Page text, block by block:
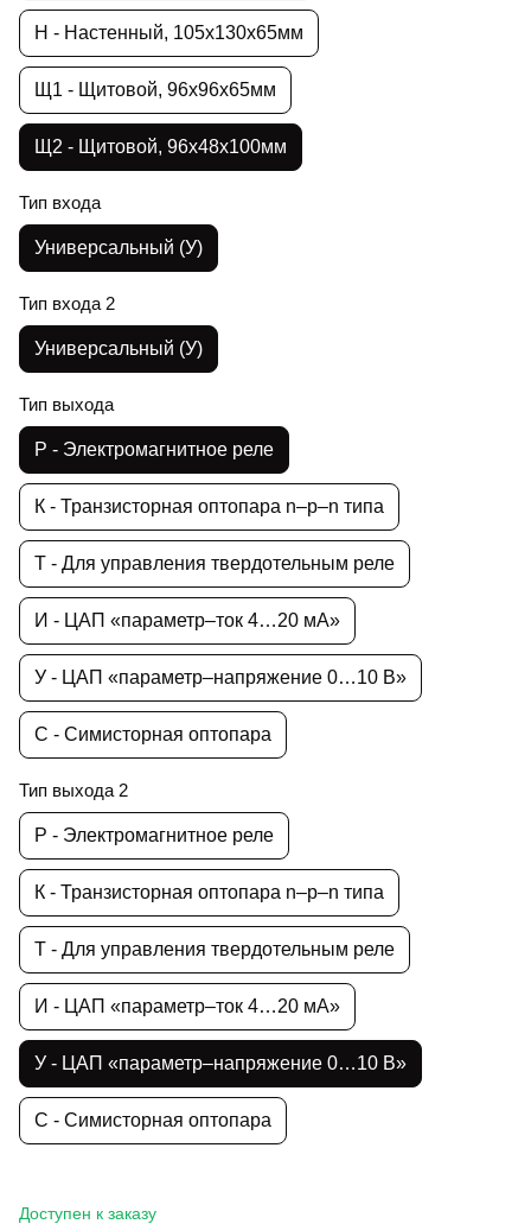
Н - Настенный, 105х130х65мм
Щ1 - Щитовой, 96х96х65мм
Щ2 - Щитовой, 96х48х100мм
Тип входа
Универсальный (У)
Тип входа 2
Универсальный (У)
Тип выхода
Р - Электромагнитное реле
К - Транзисторная оптопара n–p–n типа
Т - Для управления твердотельным реле
И - ЦАП «параметр–ток 4…20 мА»
У - ЦАП «параметр–напряжение 0…10 В»
С - Симисторная оптопара
Тип выхода 2
Р - Электромагнитное реле
К - Транзисторная оптопара n–p–n типа
Т - Для управления твердотельным реле
И - ЦАП «параметр–ток 4…20 мА»
У - ЦАП «параметр–напряжение 0…10 В»
С - Симисторная оптопара
Доступен к заказу